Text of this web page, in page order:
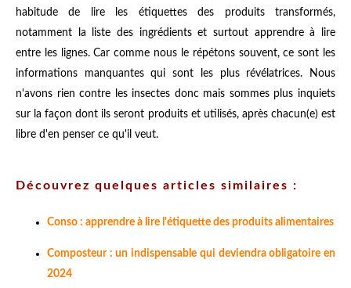
habitude de lire les étiquettes des produits transformés,
notamment la liste des ingrédients et surtout apprendre à lire
entre les lignes. Car comme nous le répétons souvent, ce sont les
informations manquantes qui sont les plus révélatrices. Nous
n'avons rien contre les insectes donc mais sommes plus inquiets
sur la façon dont ils seront produits et utilisés, après chacun(e) est
libre d'en penser ce qu'il veut.
Découvrez quelques articles similaires :
Conso : apprendre à lire l'étiquette des produits alimentaires
Composteur : un indispensable qui deviendra obligatoire en
2024